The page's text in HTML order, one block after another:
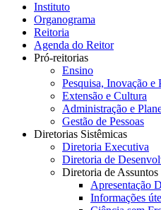
Instituto
Organograma
Reitoria
Agenda do Reitor
Pró-reitorias
Ensino
Pesquisa, Inovação e
Extensão e Cultura
Administração e
Gestão de Pessoas
Diretorias Sistêmicas
Diretoria Executiva
Diretoria de
Diretoria de
Apresentação
Informações